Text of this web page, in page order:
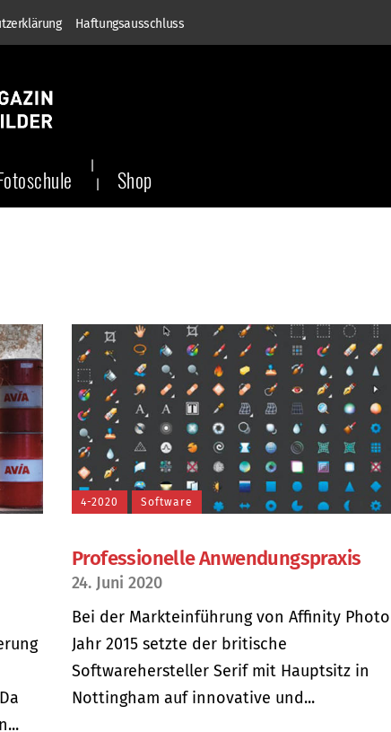
Haftungsausschluss
Shop
4-2020 Software
Professionelle Anwendungspraxis
24. Juni 2020
Bei der Markteinführung von Affinity
Jahr 2015 setzte der britische
Softwarehersteller Serif mit Hauptsitz in
Nottingham auf innovative und...